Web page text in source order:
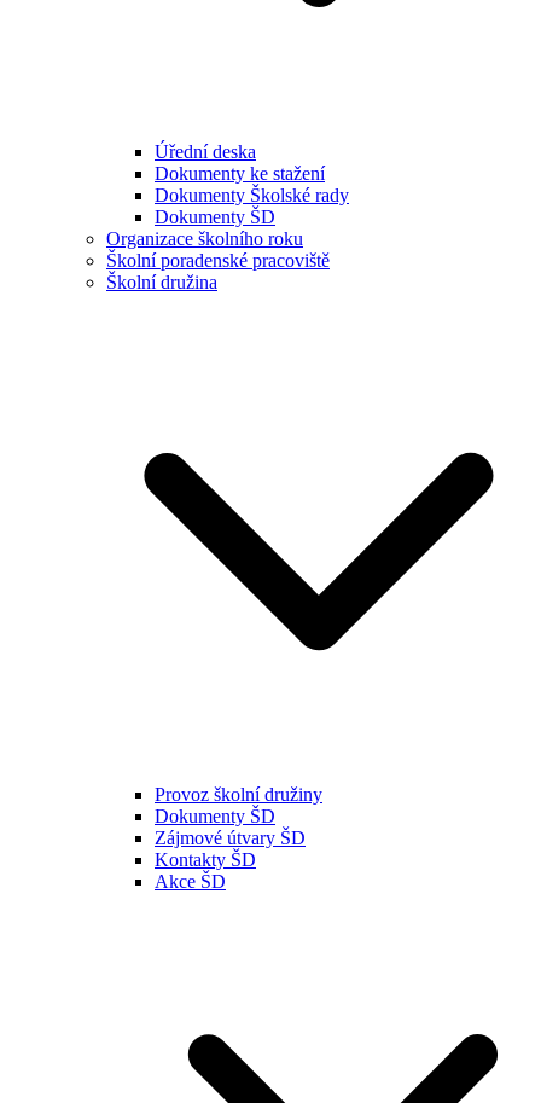
Úřední deska
Dokumenty ke stažení
Dokumenty Školské rady
Dokumenty ŠD
Organizace školního roku
Školní poradenské pracoviště
Školní družina
Provoz školní družiny
Dokumenty ŠD
Zájmové útvary ŠD
Kontakty ŠD
Akce ŠD